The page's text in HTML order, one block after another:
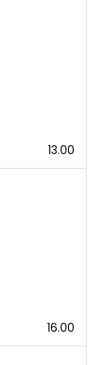
13.00
16.00